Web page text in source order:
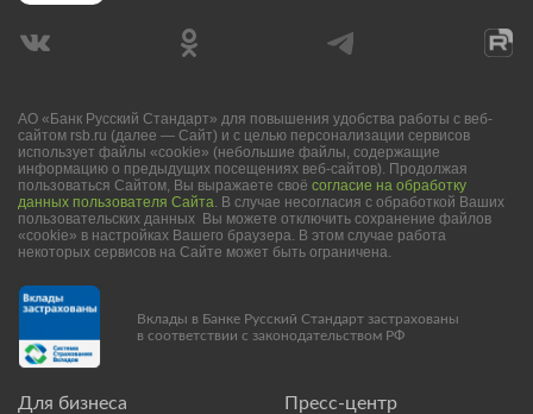
Для бизнеса Пресс-центр
АО «Банк Русский Стандарт» для повышения удобства работы с веб-
сайтом rsb.ru (далее — Сайт) и с целью персонализации сервисов
использует файлы «cookie» (небольшие файлы, содержащие
информацию о предыдущих посещениях веб-сайтов). Продолжая
пользоваться Сайтом, Вы выражаете своё согласие на обработку
данных пользователя Сайта. В случае несогласия с обработкой Ваших
пользовательских данных Вы можете отключить сохранение файлов
«cookie» в настройках Вашего браузера. В этом случае работа
некоторых сервисов на Сайте может быть ограничена.
Вклады в Банке Русский Стандарт застрахованы
в соответствии с законодательством РФ